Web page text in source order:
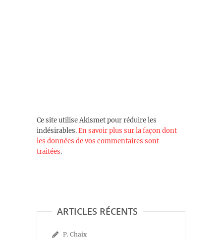
Ce site utilise Akismet pour réduire les
indésirables.En savoir plus sur la façon dont
les données de vos commentaires sont
traitées.
ARTICLES RÉCENTS
P. Chaix